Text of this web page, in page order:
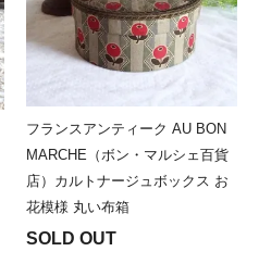
フランスアンティーク AU BON
MARCHE（ボン・マルシェ百貨
店）カルトナージュボックス お
花模様 丸い布箱
SOLD OUT